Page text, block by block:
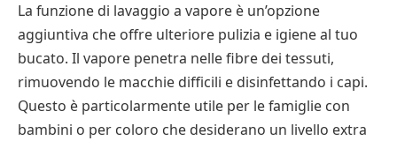
La funzione di lavaggio a vapore è un’opzione
aggiuntiva che offre ulteriore pulizia e igiene al tuo
bucato. Il vapore penetra nelle fibre dei tessuti,
rimuovendo le macchie difficili e disinfettando i capi.
Questo è particolarmente utile per le famiglie con
bambini o per coloro che desiderano un livello extra